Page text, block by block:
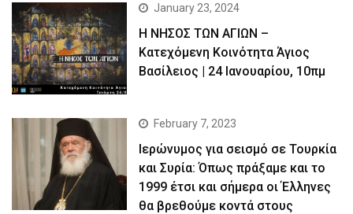
January 23, 2024
Η ΝΗΣΟΣ ΤΩΝ ΑΓΙΩΝ –
Κατεχόμενη Κοινότητα Άγιος
Βασίλειος | 24 Ιανουαρίου, 10πμ
February 7, 2023
Ιερώνυμος για σεισμό σε Τουρκία
και Συρία: Όπως πράξαμε και το
1999 έτσι και σήμερα οι Έλληνες
θα βρεθούμε κοντά στους